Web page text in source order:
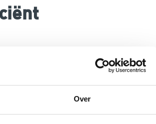
Over
ben je
van